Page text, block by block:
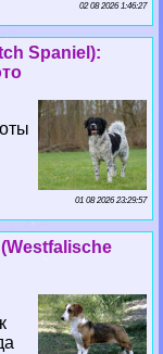
02 08 2026 1:46:27
Spaniel):
01 08 2026 23:29:57